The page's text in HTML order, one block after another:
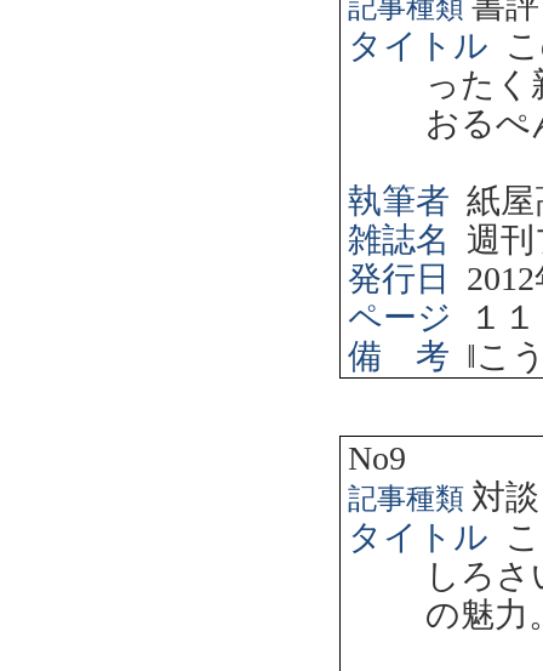
記事種類
タイトル
った
おるぺ
執筆者 紙屋
雑誌名
週
発行日
2012
ページ
１
備 考 ‖こ
No9
記事種類 対談
タイトル
しろ
の魅力